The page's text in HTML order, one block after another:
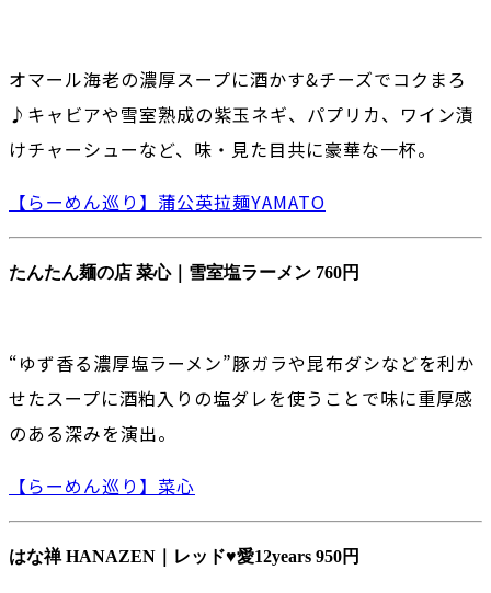
オマール海老の濃厚スープに酒かす&チーズでコクまろ
♪キャビアや雪室熟成の紫玉ネギ、パプリカ、ワイン漬
けチャーシューなど、味・見た目共に豪華な一杯。
【らーめん巡り】蒲公英拉麺YAMATO
たんたん麺の店 菜心｜雪室塩ラーメン 760円
“ゆず香る濃厚塩ラーメン”豚ガラや昆布ダシなどを利か
せたスープに酒粕入りの塩ダレを使うことで味に重厚感
のある深みを演出。
【らーめん巡り】菜心
はな禅 HANAZEN｜レッド♥愛12years 950円